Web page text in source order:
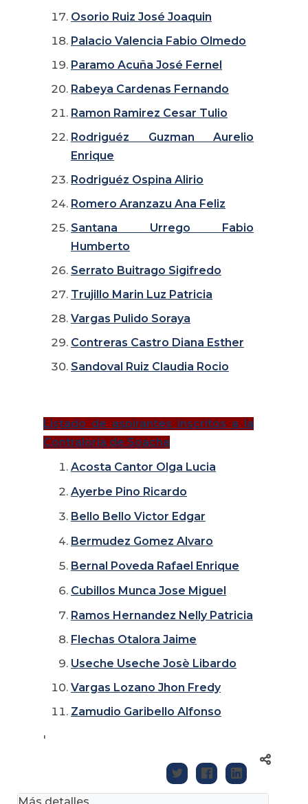
Osorio Ruiz José Joaquin
Palacio Valencia Fabio Olmedo
Paramo Acuña José Fernel
Rabeya Cardenas Fernando
Ramon Ramirez Cesar Tulio
Rodriguéz Guzman Aurelio
Enrique
Rodriguéz Ospina Alirio
Romero Aranzazu Ana Feliz
Santana Urrego Fabio
Humberto
Serrato Buitrago Sigifredo
Trujillo Marin Luz Patricia
Vargas Pulido Soraya
Contreras Castro Diana Esther
Sandoval Ruiz Claudia Rocio
Listado de aspirantes inscritos a la
Contraloría de Soacha
Acosta Cantor Olga Lucia
Ayerbe Pino Ricardo
Bello Bello Victor Edgar
Bermudez Gomez Alvaro
Bernal Poveda Rafael Enrique
Cubillos Munca Jose Miguel
Ramos Hernandez Nelly Patricia
Flechas Otalora Jaime
Useche Useche Josè Libardo
Vargas Lozano Jhon Fredy
Zamudio Garibello Alfonso
'